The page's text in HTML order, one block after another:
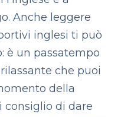
Anche leggere
inglesi ti può
è un passatempo
che puoi
della
consiglio di dare